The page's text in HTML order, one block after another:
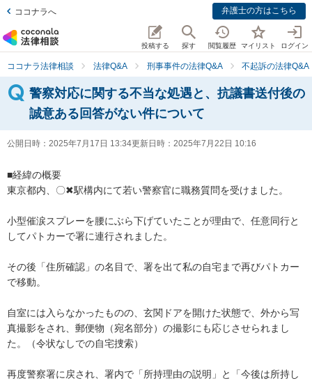
ココナラへ 弁護士の方はこちら
投稿する 探す 閲覧履歴 マイリスト ログイン
ココナラ法律相談 法律Q&A 刑事事件の法律Q&A 不起訴の法律Q&A
警察対応に関する不当な処遇と、抗議書送付後の
誠意ある回答がない件について
公開日時： 2025年7月17日 13:34更新日時： 2025年7月22日 10:16
■経緯の概要
東京都内、〇✖駅構内にて若い警察官に職務質問を受けました。
小型催涙スプレーを腰にぶら下げていたことが理由で、任意同行と
してパトカーで署に連行されました。
その後「住所確認」の名目で、署を出て私の自宅まで再びパトカー
で移動。
自室には入らなかったものの、玄関ドアを開けた状態で、外から写
真撮影をされ、郵便物（宛名部分）の撮影にも応じさせられまし
た。（令状なしでの自宅捜索）
再度警察署に戻され、署内で「所持理由の説明」と「今後は所持し